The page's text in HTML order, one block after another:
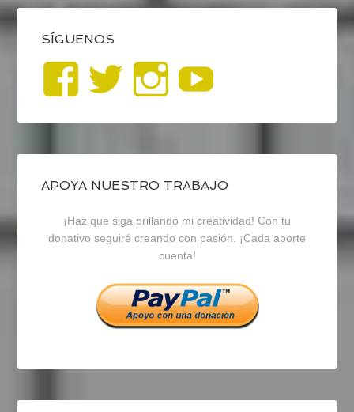
SÍGUENOS
Ver
perfil
de
blogrecursosep
en
Facebook
Ver
perfil
de
recursosep
en
Twitter
Ver
perfil
de
recursosep
en
Instagram
APOYA NUESTRO TRABAJO
¡Haz que siga brillando mi creatividad! Con tu
donativo seguiré creando con pasión. ¡Cada aporte
cuenta!